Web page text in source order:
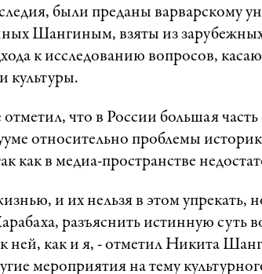
были преданы варварскому
Шангиным, взяты из
к исследованию вопросов,
культуры.
что в России большая часть
относительно проблемы
как в медиа-пространстве
и их нельзя в этом упрекать,
разъяснить истинную суть
ней, как и я, - отметил Никита
мероприятия на тему